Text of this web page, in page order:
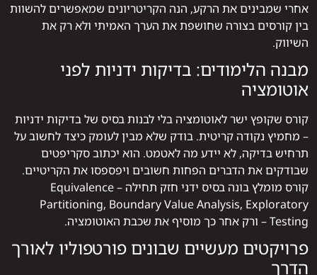
אחרי שמבינים את הרקע, הנה הקריטריונים שמאפשרים להשוות
בין קורסים בצורה שחושפת את הערך האמיתי ולא רק את
השיווק.
מבנה הלימודים: בדיקות ידניות לפני
אוטומציה
קורס שקופץ ישר לאוטומציה בלי לבנות בסיס של בדיקות ידניות
– מחמיץ נקודה קריטית. בודק שלא מבין לעומק כיצד לחשוב על
תרחיש בדיקה, לא יידע מה לאטמט. הוא יכתוב סקריפטים
שבודקים את הדברים הפחות חשובים ויפספסו את הקריטיים.
קורס מומלץ בונה בסיס ידני חזק תחילה – Equivalence
Partitioning, Boundary Value Analysis, Exploratory
Testing – ורק אחר כך מוסיף את שכבת האוטומציה.
פרויקטים מעשיים שבונים פורטפוליו לאורך
הדרך